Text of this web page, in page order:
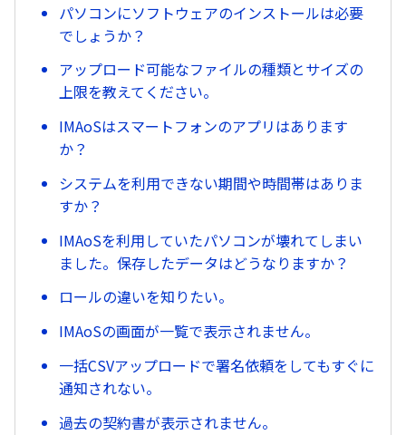
パソコンにソフトウェアのインストールは必要
でしょうか？
アップロード可能なファイルの種類とサイズの
上限を教えてください。
IMAoSはスマートフォンのアプリはあります
か？
システムを利用できない期間や時間帯はありま
すか？
IMAoSを利用していたパソコンが壊れてしまい
ました。保存したデータはどうなりますか？
ロールの違いを知りたい。
IMAoSの画面が一覧で表示されません。
一括CSVアップロードで署名依頼をしてもすぐに
通知されない。
過去の契約書が表示されません。